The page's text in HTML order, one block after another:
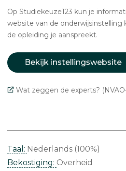
Op Studiekeuze123 kun je
website van de onderwijsinstelling
de opleiding je aanspreekt.
Bekijk instellingswebsite
Wat zeggen de experts?
Taal: Nederlands (100%)
Bekostiging: Overheid